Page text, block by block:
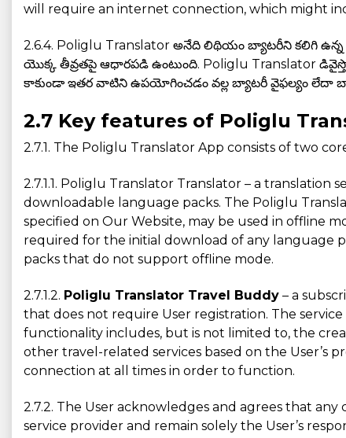
will require an internet connection, which might
2.6.4. Poliglu Translator అనేది లిథియం బ్యాటరీని కలిగి
యొక్క తీవ్రతపై ఆధారపడి ఉంటుంది. Poliglu Translator
కాకుండా ఇతర వాటిని ఉపయోగించడం వల్ల బ్యాటరీ వైఫల్యం లేదా
2.7 Key features of Poliglu
2.7.1. The Poliglu Translator App consists of two
2.7.1.1. Poliglu Translator Translator – a
downloadable language packs. The Poliglu
specified on Our Website, may be used in offline
required for the initial download of any language
packs that do not support offline mode.
2.7.1.2. Poliglu Translator Travel Buddy – a
that does not require User registration. The
functionality includes, but is not limited to, the
other travel-related services based on the User’s
connection at all times in order to function.
2.7.2. The User acknowledges and agrees that
service provider and remain solely the User’s